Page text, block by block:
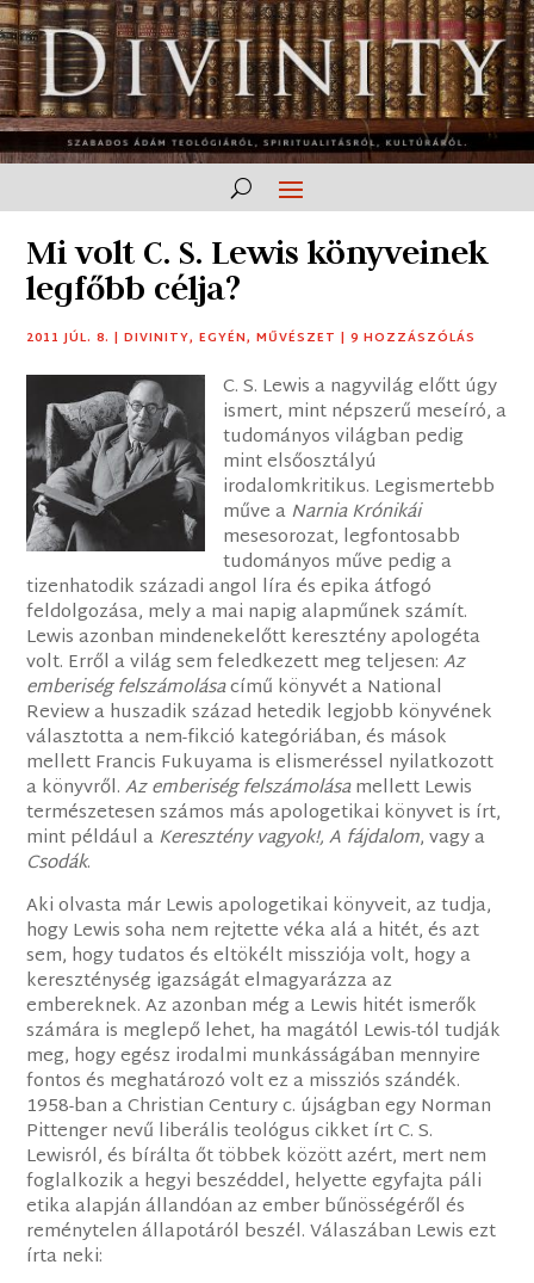
Mi volt C. S. Lewis könyveinek
legfőbb célja?
2011 JÚL. 8. |DIVINITY,EGYÉN,MŰVÉSZET |9 HOZZÁSZÓLÁS
C. S. Lewis a nagyvilág előtt úgy
ismert, mint népszerű meseíró, a
tudományos világban pedig
mint elsőosztályú
irodalomkritikus. Legismertebb
műve aNarnia Krónikái
mesesorozat, legfontosabb
tudományos műve pedig a
tizenhatodik századi angol líra és epika átfogó
feldolgozása, mely a mai napig alapműnek számít.
Lewis azonban mindenekelőtt keresztény apologéta
volt. Erről a világ sem feledkezett meg teljesen:Az
emberiség felszámolásacímű könyvét a National
Review a huszadik század hetedik legjobb könyvének
választotta a nem-fikció kategóriában, és mások
mellett Francis Fukuyama is elismeréssel nyilatkozott
a könyvről.Az emberiség felszámolásamellett Lewis
természetesen számos más apologetikai könyvet is írt,
mint például aKeresztény vagyok!, A fájdalom, vagy a
Csodák.
Aki olvasta már Lewis apologetikai könyveit, az tudja,
hogy Lewis soha nem rejtette véka alá a hitét, és azt
sem, hogy tudatos és eltökélt missziója volt, hogy a
kereszténység igazságát elmagyarázza az
embereknek. Az azonban még a Lewis hitét ismerők
számára is meglepő lehet, ha magától Lewis-tól tudják
meg, hogy egész irodalmi munkásságában mennyire
fontos és meghatározó volt ez a missziós szándék.
1958-ban a Christian Century c. újságban egy Norman
Pittenger nevű liberális teológus cikket írt C. S.
Lewisról, és bírálta őt többek között azért, mert nem
foglalkozik a hegyi beszéddel, helyette egyfajta páli
etika alapján állandóan az ember bűnösségéről és
reménytelen állapotáról beszél. Válaszában Lewis ezt
írta neki: